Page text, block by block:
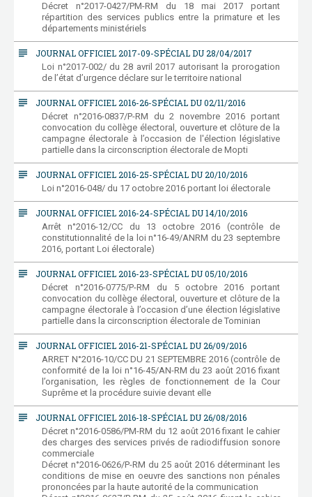
Décret n°2017-0427/PM-RM du 18 mai 2017 portant
répartition des services publics entre la primature et les
départements ministériels
subject JOURNAL OFFICIEL 2017-09-SPÉCIAL DU 28/04/2017
Loi n°2017-002/ du 28 avril 2017 autorisant la prorogation
de l’état d’urgence déclare sur le territoire national
subject JOURNAL OFFICIEL 2016-26-SPÉCIAL DU 02/11/2016
Décret n°2016-0837/P-RM du 2 novembre 2016 portant
convocation du collège électoral, ouverture et clôture de la
campagne électorale à l’occasion de l'élection législative
partielle dans la circonscription électorale de Mopti
subject JOURNAL OFFICIEL 2016-25-SPÉCIAL DU 20/10/2016
Loi n°2016-048/ du 17 octobre 2016 portant loi électorale
subject JOURNAL OFFICIEL 2016-24-SPÉCIAL DU 14/10/2016
Arrêt n°2016-12/CC du 13 octobre 2016 (contrôle de
constitutionnalité de la loi n°16-49/ANRM du 23 septembre
2016, portant Loi électorale)
subject JOURNAL OFFICIEL 2016-23-SPÉCIAL DU 05/10/2016
Décret n°2016-0775/P-RM du 5 octobre 2016 portant
convocation du collège électoral, ouverture et clôture de la
campagne électorale à l’occasion d’une élection législative
partielle dans la circonscription électorale de Tominian
subject JOURNAL OFFICIEL 2016-21-SPÉCIAL DU 26/09/2016
ARRET N°2016-10/CC DU 21 SEPTEMBRE 2016 (contrôle de
conformité de la loi n°16-45/AN-RM du 23 août 2016 fixant
l’organisation, les règles de fonctionnement de la Cour
Suprême et la procédure suivie devant elle
subject JOURNAL OFFICIEL 2016-18-SPÉCIAL DU 26/08/2016
Décret n°2016-0586/PM-RM du 12 août 2016 fixant le cahier
des charges des services privés de radiodiffusion sonore
commerciale
Décret n°2016-0626/P-RM du 25 août 2016 déterminant les
conditions de mise en oeuvre des sanctions non pénales
prononcées par la haute autorité de la communication